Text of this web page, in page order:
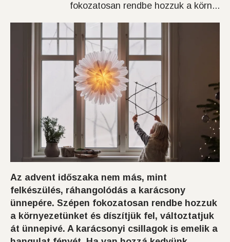
fokozatosan rendbe hozzuk a körn...
Az advent időszaka nem más, mint
felkészülés, ráhangolódás a karácsony
ünnepére. Szépen fokozatosan rendbe hozzuk
a környezetünket és díszítjük fel, változtatjuk
át ünnepivé. A karácsonyi csillagok is emelik a